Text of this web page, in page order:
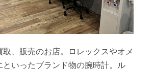
取、販売のお店。ロレックスやオメ
といったブランド物の腕時計。ル